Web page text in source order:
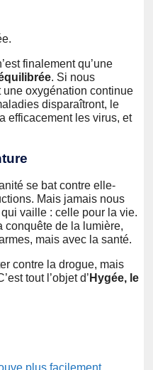
finalement qu’une
. Si nous
une oxygénation continue
disparaîtront, le
efficacement les virus, et
se bat contre elle-
Mais jamais nous
vaille : celle pour la vie.
conquête de la lumière,
mais avec la santé.
contre la drogue, mais
tout l’objet d’ Hygée, le